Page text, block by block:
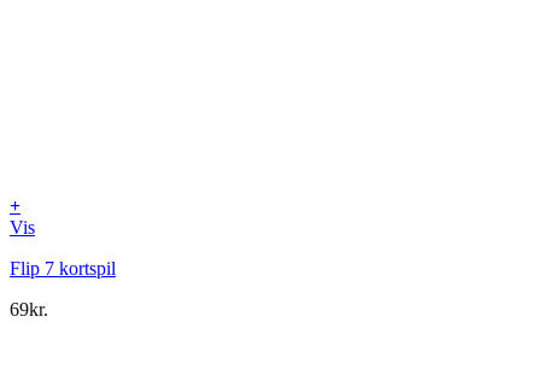
+
Vis
Flip 7 kortspil
69kr.